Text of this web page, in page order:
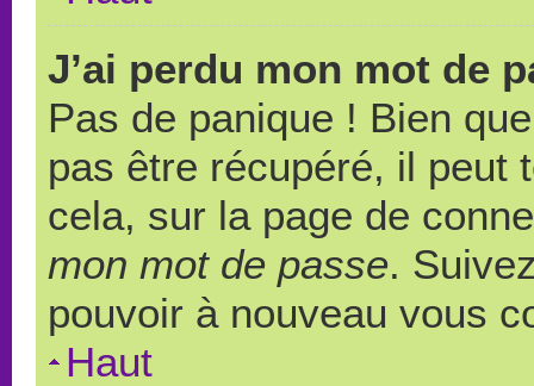
J’ai perdu mon mot de
Pas de panique ! Bien
pas être récupéré, il peut
cela, sur la page de
mon mot de passe.
pouvoir à nouveau vous
Haut